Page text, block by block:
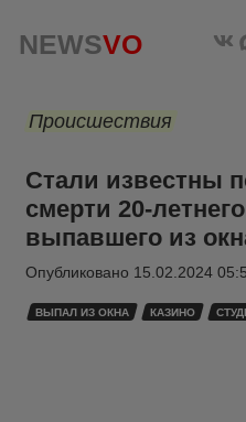
NEWSVO
Происшествия
Стали известны
смерти 20-
выпавшего из
Опубликовано 15.02.2024
ВЫПАЛ ИЗ ОКНА КАЗИНО